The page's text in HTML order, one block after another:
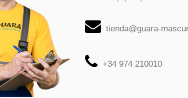
tienda@guara-
+34 974 210010